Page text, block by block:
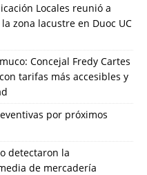
Locales reunió a
zona lacustre en Duoc UC
Concejal Fredy Cartes
tarifas más accesibles y
por próximos
detectaron la
de mercadería